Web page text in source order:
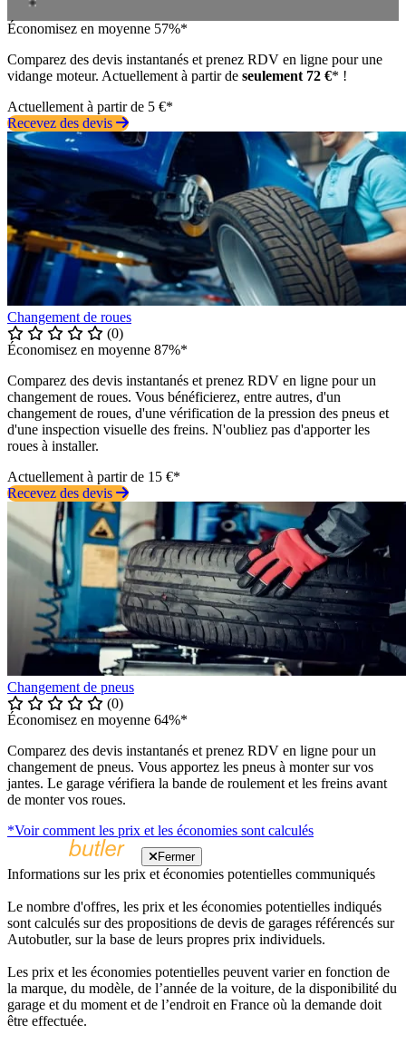
Économisez en moyenne 57%*
Comparez des devis instantanés et prenez RDV en ligne pour une
vidange moteur. Actuellement à partir de seulement 72 €* !
Actuellement à partir de 5 €*
Recevez des devis
Changement de roues
(0)
Économisez en moyenne 87%*
Comparez des devis instantanés et prenez RDV en ligne pour un
changement de roues. Vous bénéficierez, entre autres, d'un
changement de roues, d'une vérification de la pression des pneus et
d'une inspection visuelle des freins. N'oubliez pas d'apporter les
roues à installer.
Actuellement à partir de 15 €*
Recevez des devis
Changement de pneus
(0)
Économisez en moyenne 64%*
Comparez des devis instantanés et prenez RDV en ligne pour un
changement de pneus. Vous apportez les pneus à monter sur vos
jantes. Le garage vérifiera la bande de roulement et les freins avant
de monter vos roues.
*Voir comment les prix et les économies sont calculés
Fermer
Informations sur les prix et économies potentielles communiqués
Le nombre d'offres, les prix et les économies potentielles indiqués
sont calculés sur des propositions de devis de garages référencés sur
Autobutler, sur la base de leurs propres prix individuels.
Les prix et les économies potentielles peuvent varier en fonction de
la marque, du modèle, de l’année de la voiture, de la disponibilité du
garage et du moment et de l’endroit en France où la demande doit
être effectuée.